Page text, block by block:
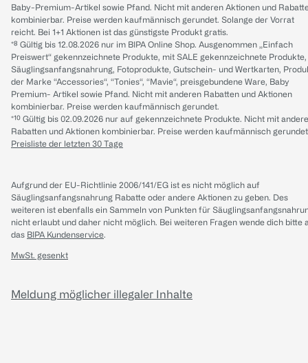
Baby-Premium-Artikel sowie Pfand. Nicht mit anderen Aktionen und
kombinierbar. Preise werden kaufmännisch gerundet. Solange der Vorrat
reicht. Bei 1+1 Aktionen ist das günstigste Produkt gratis.
*⁸ Gültig bis 12.08.2026 nur im BIPA Online Shop. Ausgenommen „Einfach
Preiswert“ gekennzeichnete Produkte, mit SALE gekennzeichnete Produkte,
Säuglingsanfangsnahrung, Fotoprodukte, Gutschein- und Wertkarten,
der Marke “Accessories“, “Tonies“, “Mavie“, preisgebundene Ware, Baby
Premium- Artikel sowie Pfand. Nicht mit anderen Rabatten und Aktionen
kombinierbar. Preise werden kaufmännisch gerundet.
*¹⁰ Gültig bis 02.09.2026 nur auf gekennzeichnete Produkte. Nicht mit
Rabatten und Aktionen kombinierbar. Preise werden kaufmännisch
Preisliste der letzten 30 Tage
Aufgrund der EU-Richtlinie 2006/141/EG ist es nicht möglich auf
Säuglingsanfangsnahrung Rabatte oder andere Aktionen zu geben. Des
weiteren ist ebenfalls ein Sammeln von Punkten für
nicht erlaubt und daher nicht möglich. Bei weiteren Fragen wende dich bitte
das BIPA Kundenservice.
MwSt. gesenkt
Meldung möglicher illegaler Inhalte